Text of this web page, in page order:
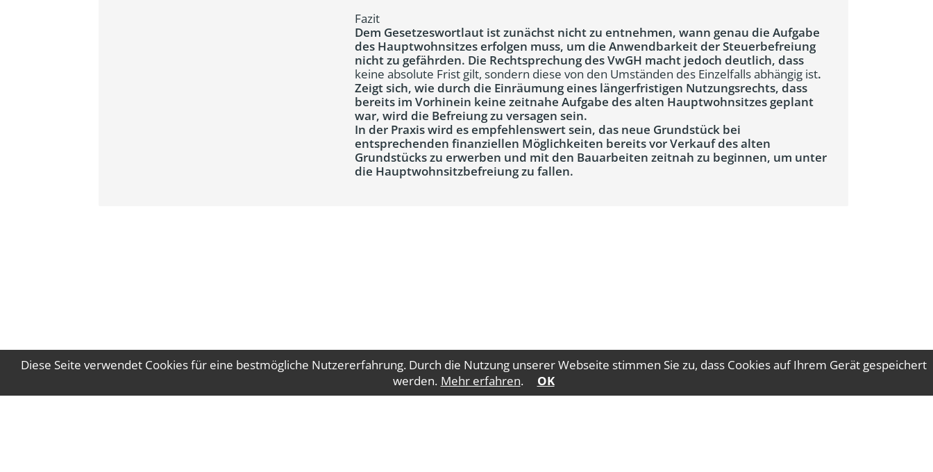
Diese Seite verwendet Cookies für eine bestmögliche Nutzererfahrung. Durch die Nutzung unserer Webseite stimmen Sie zu, dass Cookies auf Ihrem Gerät gespeichert
werden. Mehr erfahren. OK
Fazit
Dem Gesetzeswortlaut ist zunächst nicht zu entnehmen, wann genau die Aufgabe
des Hauptwohnsitzes erfolgen muss, um die Anwendbarkeit der Steuerbefreiung
nicht zu gefährden. Die Rechtsprechung des VwGH macht jedoch deutlich, dass
keine absolute Frist gilt, sondern diese von den Umständen des Einzelfalls abhängig ist.
Zeigt sich, wie durch die Einräumung eines längerfristigen Nutzungsrechts, dass
bereits im Vorhinein keine zeitnahe Aufgabe des alten Hauptwohnsitzes geplant
war, wird die Befreiung zu versagen sein.
In der Praxis wird es empfehlenswert sein, das neue Grundstück bei
entsprechenden finanziellen Möglichkeiten bereits vor Verkauf des alten
Grundstücks zu erwerben und mit den Bauarbeiten zeitnah zu beginnen, um unter
die Hauptwohnsitzbefreiung zu fallen.